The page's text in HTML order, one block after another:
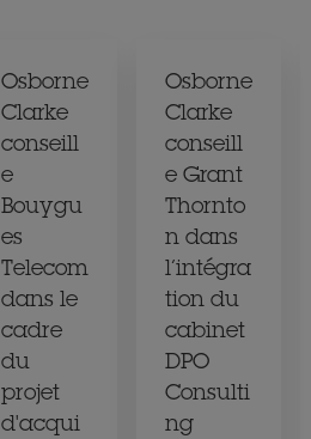
Osborne
Clarke
conseill
e
Bouygu
es
Telecom
dans le
cadre
du
projet
d'acqui
Osborne
Clarke
conseill
e Grant
Thornto
n dans
l’intégra
tion du
cabinet
DPO
Consulti
ng